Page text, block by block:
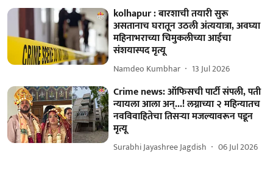
kolhapur : बारशाची तयारी सुरू
असतानाच घरातून उठली अंत्ययात्रा, अवघ्या
महिनाभराच्या चिमुकलीच्या आईचा
संशयास्पद मृत्यू
Namdeo Kumbhar 13 Jul 2026
Crime news: ऑफिसची पार्टी संपली, पती
न्यायला आला अन्...! लग्नाच्या २ महिन्यातच
नवविवाहितेचा तिसऱ्या मजल्यावरून पडून
मृत्यू
Surabhi Jayashree Jagdish 06 Jul 2026